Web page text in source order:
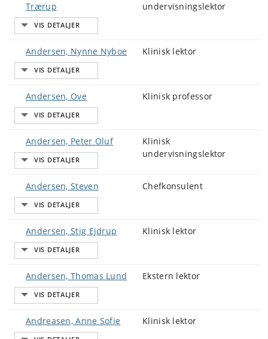
Trærup
undervisningslektor
Andersen, Nynne Nyboe Klinisk lektor
Andersen, Ove Klinisk professor
Andersen, Peter Oluf
Klinisk
undervisningslektor
Andersen, Steven Chefkonsulent
Andersen, Stig Ejdrup Klinisk lektor
Andersen, Thomas Lund Ekstern lektor
Andreasen, Anne Sofie Klinisk lektor